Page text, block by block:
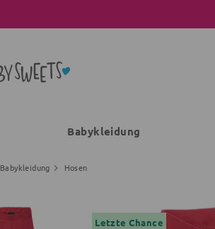
Babykleidung
Babykleidung Hosen
Letzte Chance